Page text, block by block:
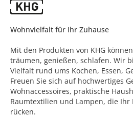
Wohnvielfalt für Ihr Zuhause
Mit den Produkten von KHG
träumen, genießen, schlafen. Wir
Vielfalt rund ums Kochen, Essen,
Freuen Sie sich auf hochwertiges
Wohnaccessoires, praktische
Raumtextilien und Lampen, die
rücken.